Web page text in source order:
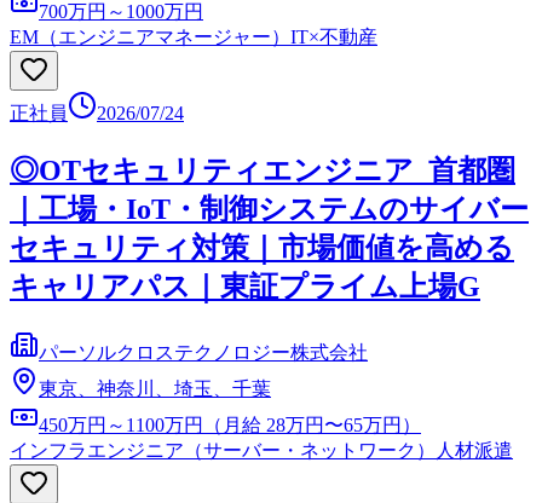
700万円～1000万円
EM（エンジニアマネージャー） IT×不動産
正社員 2026/07/24
◎OTセキュリティエンジニア_首都圏
｜工場・IoT・制御システムのサイバー
セキュリティ対策｜市場価値を高める
キャリアパス｜東証プライム上場G
パーソルクロステクノロジー株式会社
東京、神奈川、埼玉、千葉
450万円～1100万円（月給 28万円〜65万円）
インフラエンジニア（サーバー・ネットワーク）
人材派遣